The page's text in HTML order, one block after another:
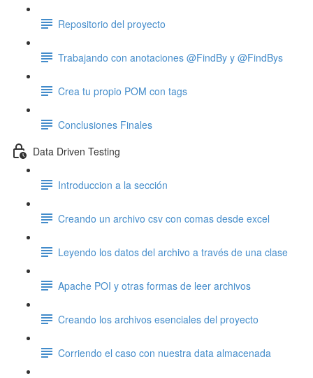
Repositorio del proyecto
Trabajando con anotaciones @FindBy y @FindBys
Crea tu propio POM con tags
Conclusiones Finales
Data Driven Testing
Introduccion a la sección
Creando un archivo csv con comas desde excel
Leyendo los datos del archivo a través de una clase
Apache POI y otras formas de leer archivos
Creando los archivos esenciales del proyecto
Corriendo el caso con nuestra data almacenada